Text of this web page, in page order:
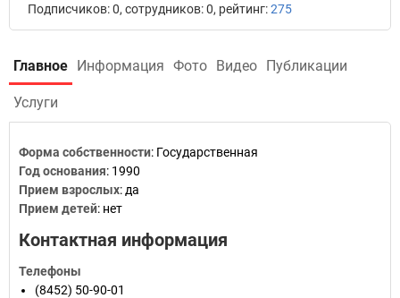
Подписчиков: 0, сотрудников: 0, рейтинг:275
Главное Информация Фото Видео Публикации
Услуги
Форма собственности: Государственная
Год основания: 1990
Прием взрослых: да
Прием детей: нет
Контактная информация
Телефоны
(8452) 50-90-01